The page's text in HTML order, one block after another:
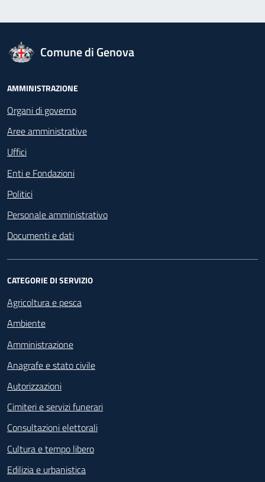
logo Unione Europea
Comune di Genova
Footer - Navigazione
AMMINISTRAZIONE
Organi di governo
Aree amministrative
Uffici
Enti e Fondazioni
Politici
Personale amministrativo
Documenti e dati
CATEGORIE DI SERVIZIO
Agricoltura e pesca
Ambiente
Amministrazione
Anagrafe e stato civile
Autorizzazioni
Cimiteri e servizi funerari
Consultazioni elettorali
Cultura e tempo libero
Edilizia e urbanistica